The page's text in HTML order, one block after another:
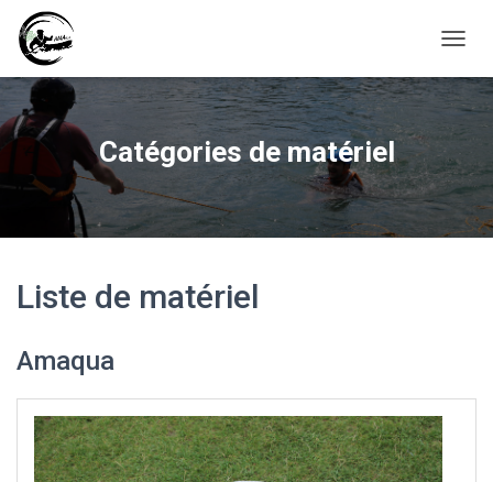
É
P
I
E
R
Catégories de matériel
Liste de matériel
Amaqua